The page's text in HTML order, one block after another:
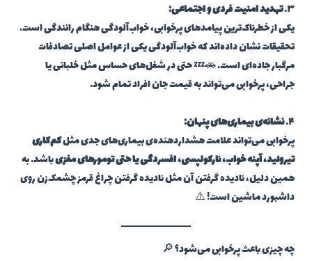
۳. تهدید امنیت فردی و اجتماعی:
یکی از خطرناک‌ترین پیامدهای پرخوابی، خواب‌آلودگی هنگام رانندگی است.
تحقیقات نشان داده‌اند که خواب‌آلودگی یکی از عوامل اصلی تصادفات
مرگبار جاده‌ای است. 🚗💤 حتی در شغل‌های حساس مثل خلبانی یا
جراحی، پرخوابی می‌تواند به قیمت جان افراد تمام شود.
۴. نشانه‌ی بیماری‌های پنهان:
پرخوابی می‌تواند علامت هشداردهنده‌ی بیماری‌های جدی مثلکم‌کاری
تیروئید، آپنه خواب، نارکولپسی، افسردگی یا حتی تومورهای مغزیباشد. به
همین دلیل، نادیده گرفتن آن مثل نادیده گرفتن چراغ قرمز چشمک‌زن روی
داشبورد ماشین است! ⚠️
چه چیزی باعث پرخوابی می‌شود؟ 🔎